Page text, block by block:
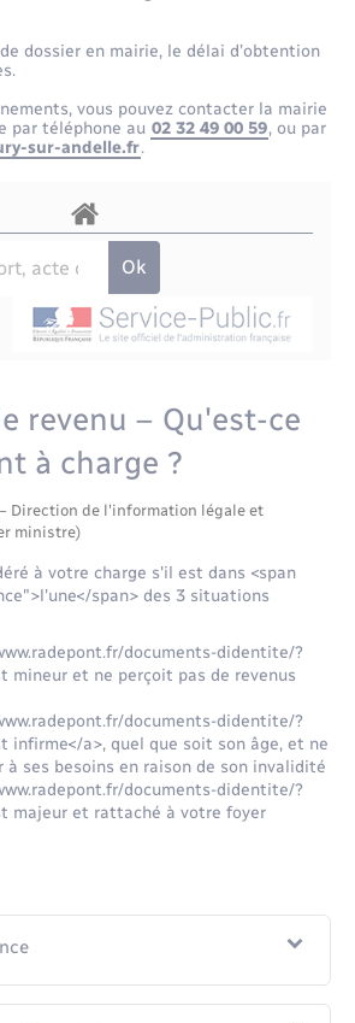
de communes
- Citoyenneté
public
d’occupation de l’espace
dossier en mairie, le délai d’obtention
vous pouvez contacter la mairie
par téléphone au 02 32 49 00 59, ou par
sur-andelle.fr.
revenu – Qu'est-ce
à charge ?
Direction de l'information légale et
ministre)
à votre charge s'il est dans <span
span> des 3 situations
documents-didentite/?
mineur et ne perçoit pas de revenus
documents-didentite/?
infirme</a>, quel que soit son âge, et ne
à ses besoins en raison de son invalidité
documents-didentite/?
majeur et rattaché à votre foyer